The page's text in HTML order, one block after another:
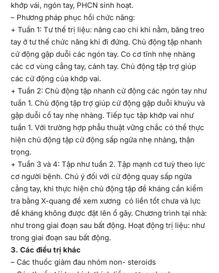
khớp vái, ngón tay, PHCN sinh hoạt.
– Phương pháp phục hồi chức năng:
+ Tuần 1: Tư thế trị liệu: nâng cao chi khi nằm, băng treo
tay ở tư thế chức năng khi đi đứng. Chủ động tập nhanh
cử động gập duỗi các ngón tay. Co cơ tĩnh nhẹ nhàng
các cơ vùng cẳng tay, cánh tay. Chủ động tập trợ giúp
các cử động của khớp vai.
+ Tuần 2: Chủ động tập nhanh cử động các ngón tay như
tuần 1. Chủ động tập trợ giúp cử động gập duỗi khuỷu và
gập duỗi cổ tay nhẹ nhàng. Tiếp tục tập khớp vai như
tuần 1. Với trường hợp phẫu thuật vững chắc có thể thực
hiện chủ động tập cử động sấp ngửa nhẹ nhàng, thận
trọng.
+ Tuần 3 và 4: Tập như tuần 2. Tập mạnh cơ tuỳ theo lực
cơ người bệnh. Chú ý đối với cử động quay sấp ngửa
cẳng tay, khi thực hiện chủ động tập đề kháng cần kiểm
tra bằng X-quang để xem xương có liền tốt chưa và lực
đề kháng không được đặt lên ổ gãy. Chương trình tại nhà:
như trong giai đoạn sau bất động. Hoạt động trị liệu: như
trong giai đoạn sau bất động.
3. Các điều trị khác
– Các thuốc giảm đau nhóm non- steroids